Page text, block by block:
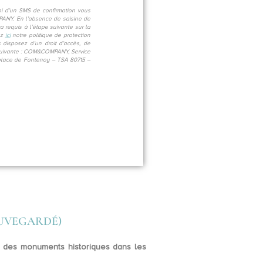
SMS de confirmation vous
En l’absence de saisine de
requis à l’étape suivante sur la
icinotre politique de protection
d’un droit d’accès, de
: COM&COMPANY, Service
de Fontenoy – TSA 80715 –
des monuments historiquesdans les